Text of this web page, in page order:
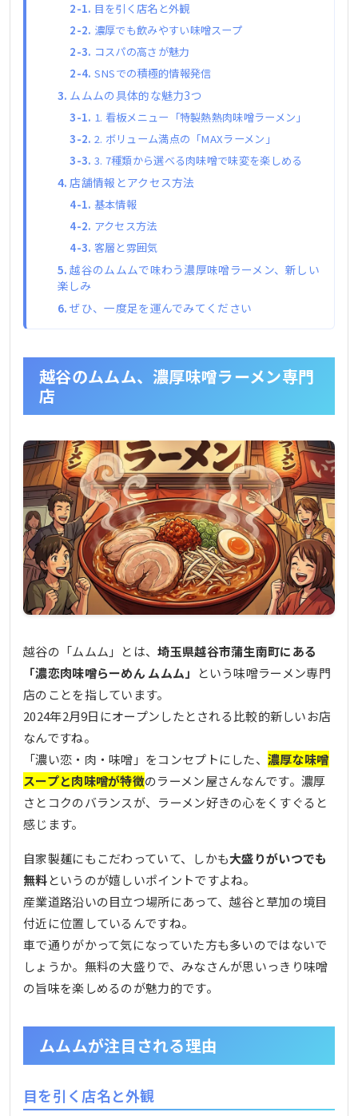
目を引く店名と外観
濃厚でも飲みやすい味噌スープ
コスパの高さが魅力
SNSでの積極的情報発信
ムムムの具体的な魅力3つ
1. 看板メニュー「特製熱熱肉味噌ラーメン」
2. ボリューム満点の「MAXラーメン」
3. 7種類から選べる肉味噌で味変を楽しめる
店舗情報とアクセス方法
基本情報
アクセス方法
客層と雰囲気
越谷のムムムで味わう濃厚味噌ラーメン、新しい
楽しみ
ぜひ、一度足を運んでみてください
越谷のムムム、濃厚味噌ラーメン専門
店
越谷の「ムムム」とは、埼玉県越谷市蒲生南町にある
「濃恋肉味噌らーめん ムムム」
という味噌ラーメン専門
店のことを指しています。
2024年2月9日にオープンしたとされる比較的新しいお店
なんですね。
「濃い恋・肉・味噌」をコンセプトにした、 濃厚な味噌
スープと肉味噌が特徴のラーメン屋さんなんです。濃厚
さとコクのバランスが、ラーメン好きの心をくすぐると
感じます。
自家製麺にもこだわっていて、しかも大盛りがいつでも
無料というのが嬉しいポイントですよね。
産業道路沿いの目立つ場所にあって、越谷と草加の境目
付近に位置しているんですね。
車で通りがかって気になっていた方も多いのではないで
しょうか。無料の大盛りで、みなさんが思いっきり味噌
の旨味を楽しめるのが魅力的です。
ムムムが注目される理由
目を引く店名と外観